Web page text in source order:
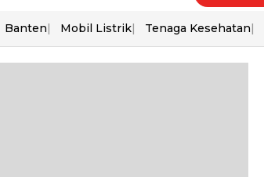
Banten Mobil Listrik Tenaga Kesehatan